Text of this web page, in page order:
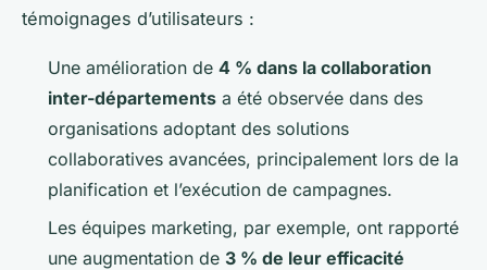
témoignages d’utilisateurs :
Une amélioration de 4 % dans la collaboration
inter-départements a été observée dans des
organisations adoptant des solutions
collaboratives avancées, principalement lors de la
planification et l’exécution de campagnes.
Les équipes marketing, par exemple, ont rapporté
une augmentation de 3 % de leur efficacité